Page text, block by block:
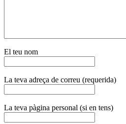
El teu nom
La teva adreça de correu (requerida)
La teva pàgina personal (si en tens)